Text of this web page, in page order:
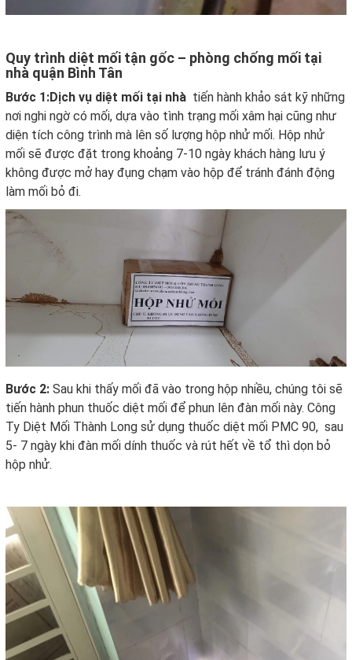
Quy trình diệt mối tận gốc – phòng chống mối tại
nhà quận Bình Tân
Bước 1:Dịch vụ diệt mối tại nhà tiến hành khảo sát kỹ những
nơi nghi ngờ có mối, dựa vào tình trạng mối xâm hại cũng như
diện tích công trình mà lên số lượng hộp nhử mối. Hộp nhử
mối sẽ được đặt trong khoảng 7-10 ngày khách hàng lưu ý
không được mở hay đụng chạm vào hộp để tránh đánh động
làm mối bỏ đi.
Bước 2:Sau khi thấy mối đã vào trong hộp nhiều, chúng tôi sẽ
tiến hành phun thuốc diệt mối để phun lên đàn mối này. Công
Ty Diệt Mối Thành Long sử dụng thuốc diệt mối PMC 90, sau
5- 7 ngày khi đàn mối dính thuốc và rút hết về tổ thì dọn bỏ
hộp nhử.